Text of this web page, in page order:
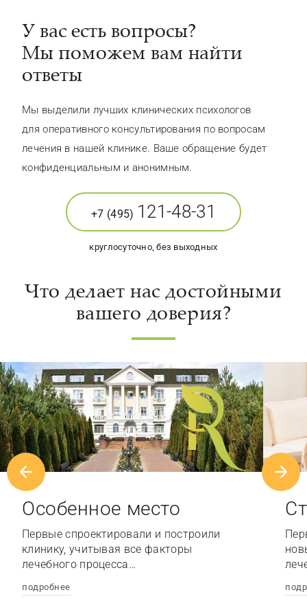
У вас есть вопросы?
Мы поможем вам найти
ответы
Мы выделили лучших клинических психологов
для оперативного консультирования по вопросам
лечения в нашей клинике. Ваше обращение будет
конфиденциальным и анонимным.
+7 (495) 121-48-31
круглосуточно, без выходных
Что делает нас достойными
вашего доверия?
Особенное место
Первые спроектировали и построили
клинику, учитывая все факторы
лечебного процесса…
подробнее